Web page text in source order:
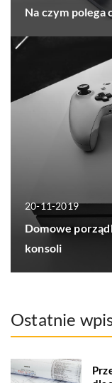
Na czym polega
20-11-2019
Domowe
konsoli
Ostatnie